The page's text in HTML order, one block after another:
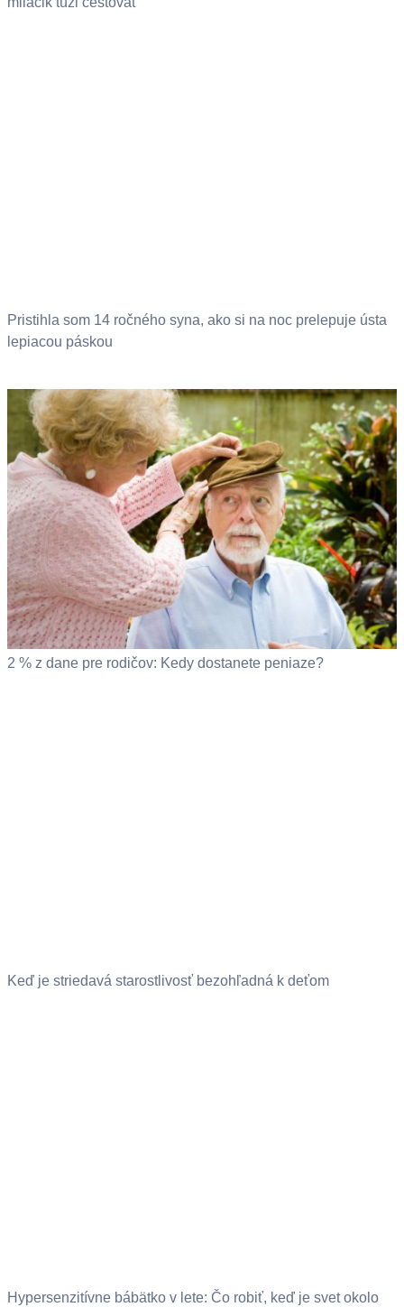
Pristihla som 14 ročného syna, ako si na noc prelepuje ústa
lepiacou páskou
2 % z dane pre rodičov: Kedy dostanete peniaze?
Keď je striedavá starostlivosť bezohľadná k deťom
Hypersenzitívne bábätko v lete: Čo robiť, keď je svet okolo